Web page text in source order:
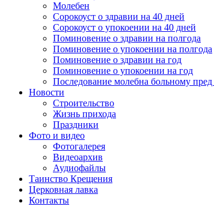
Молебен
Сорокоуст о здравии на 40 дней
Сорокоуст о упокоении на 40 дней
Поминовение о здравии на полгода
Поминовение о упокоении на полгода
Поминовение о здравии на год
Поминовение о упокоении на год
Последование молебна больному
Новости
Строительство
Жизнь прихода
Праздники
Фото и видео
Фотогалерея
Видеоархив
Аудиофайлы
Таинство Крещения
Церковная лавка
Контакты